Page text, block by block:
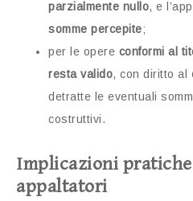
parzialmente nullo, e
somme percepite;
per le opere conformi al
resta valido, con diritto al
detratte le eventuali
costruttivi.
Implicazioni
appaltatori